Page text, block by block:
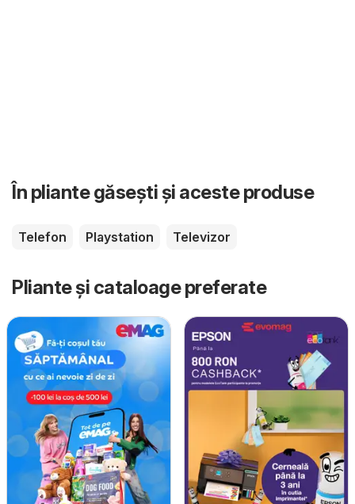
În pliante găsești și aceste produse
Telefon Playstation Televizor
Pliante și cataloage preferate